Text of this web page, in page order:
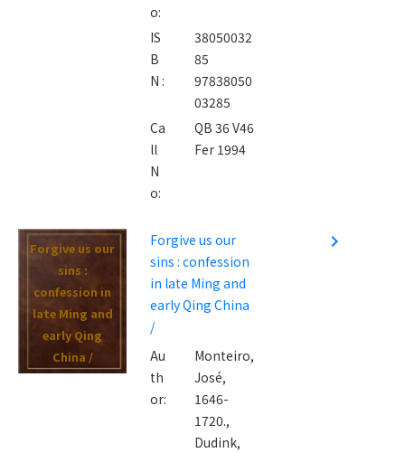
o:
IS
B
N :
38050032
85
97838050
03285
Ca
ll
N
o:
QB 36 V46
Fer 1994
Forgive us our
sins :
confession in
late Ming and
early Qing
China /
Forgive us our
sins : confession
in late Ming and
early Qing China
/
Au
th
or:
Monteiro,
José,
1646-
1720.,
Dudink,
navigate_next